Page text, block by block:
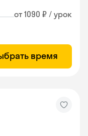
от 1090 ₽ / урок
время